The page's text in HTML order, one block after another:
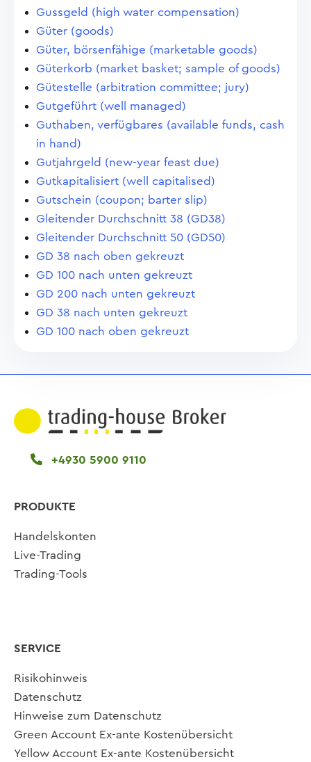
Gussgeld (high water compensation)
Güter (goods)
Güter, börsenfähige (marketable goods)
Güterkorb (market basket; sample of goods)
Gütestelle (arbitration committee; jury)
Gutgeführt (well managed)
Guthaben, verfügbares (available funds, cash
in hand)
Gutjahrgeld (new-year feast due)
Gutkapitalisiert (well capitalised)
Gutschein (coupon; barter slip)
Gleitender Durchschnitt 38 (GD38)
Gleitender Durchschnitt 50 (GD50)
GD 38 nach oben gekreuzt
GD 100 nach unten gekreuzt
GD 200 nach unten gekreuzt
GD 38 nach unten gekreuzt
GD 100 nach oben gekreuzt
+4930 5900 9110
PRODUKTE
Handelskonten
Live-Trading
Trading-Tools
SERVICE
Risikohinweis
Datenschutz
Hinweise zum Datenschutz
Green Account Ex-ante Kostenübersicht
Yellow Account Ex-ante Kostenübersicht